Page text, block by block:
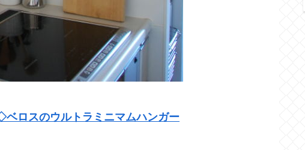
ロスのウルトラミニマムハンガー